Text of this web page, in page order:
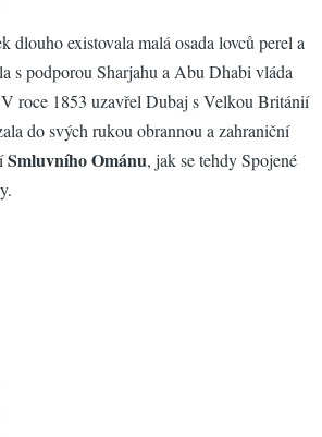
dlouho existovala malá osada lovců perel a
s podporou Sharjahu a Abu Dhabi vláda
roce 1853 uzavřel Dubaj s Velkou Británií
do svých rukou obrannou a zahraniční
Smluvního Ománu, jak se tehdy Spojené